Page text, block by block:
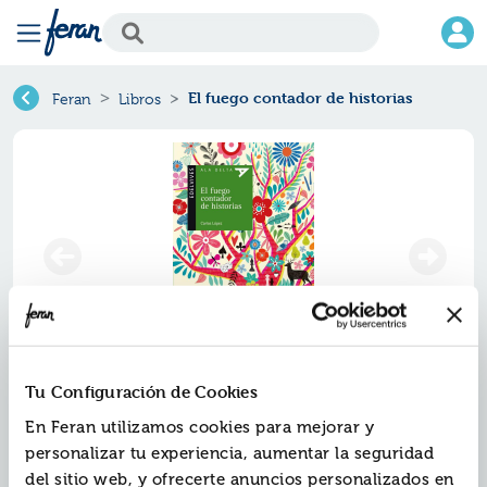
Tu Configuración de Cookies
En Feran utilizamos cookies para mejorar y
personalizar tu experiencia, aumentar la seguridad
del sitio web, y ofrecerte anuncios personalizados en
Feran Libros El fuego contador de historias
El fuego contador de historias
Ref.ZED-V100
ISBN:9788414001226